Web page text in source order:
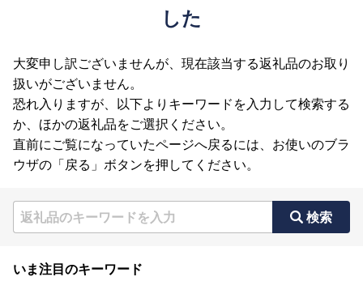
した
大変申し訳ございませんが、現在該当する返礼品のお取り
扱いがございません。
恐れ入りますが、以下よりキーワードを入力して検索する
か、ほかの返礼品をご選択ください。
直前にご覧になっていたページへ戻るには、お使いのブラ
ウザの「戻る」ボタンを押してください。
検索
いま注目のキーワード